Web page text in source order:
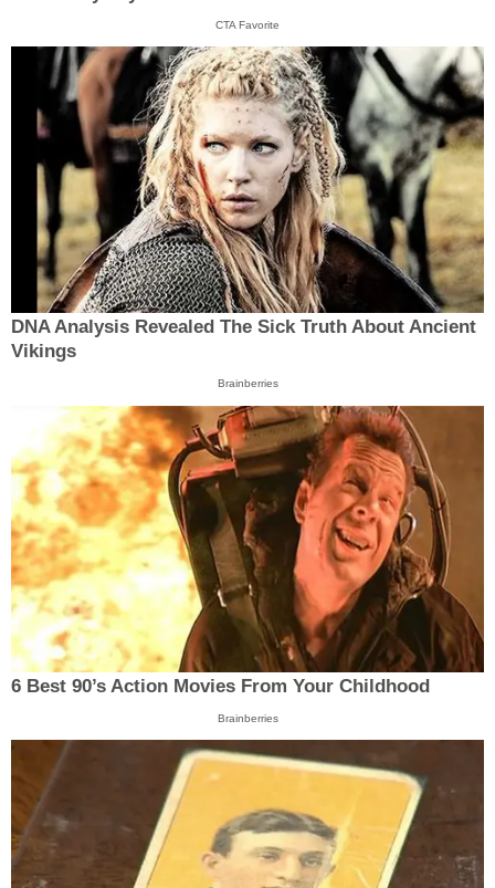
CTA Favorite
DNA Analysis Revealed The Sick Truth About Ancient
Vikings
Brainberries
6 Best 90’s Action Movies From Your Childhood
Brainberries